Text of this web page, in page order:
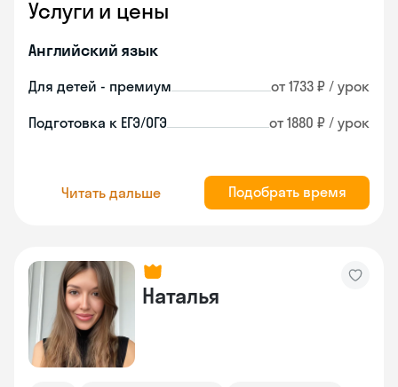
Услуги и цены
Английский язык
Для детей - премиум от 1733 ₽ / урок
Подготовка к ЕГЭ/ОГЭ от 1880 ₽ / урок
Читать дальше Подобрать время
Наталья